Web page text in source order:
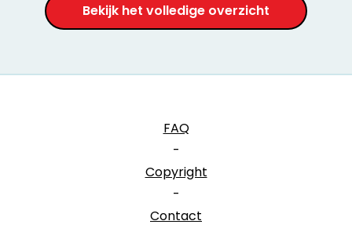
Bekijk het volledige overzicht
FAQ
-
Copyright
-
Contact